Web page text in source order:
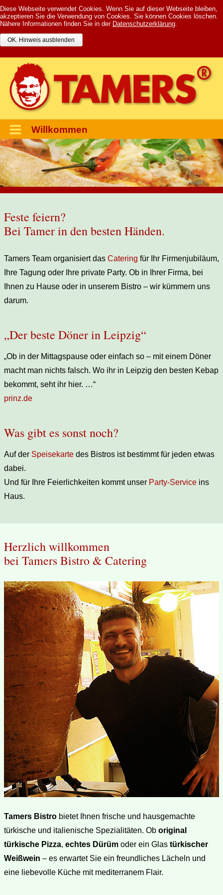
Diese Webseite verwendet Cookies. Wenn Sie auf dieser Webseite bleiben,
akzeptieren Sie die Verwendung von Cookies. Sie können Cookies löschen.
Nähere Informationen finden Sie in der Datenschutzerklärung.
Willkommen
Feste feiern?
Bei Tamer in den besten Händen.
Tamers Team organisiert das Catering für Ihr Firmenjubiläum,
Ihre Tagung oder Ihre private Party. Ob in Ihrer Firma, bei
Ihnen zu Hause oder in unserem Bistro – wir kümmern uns
darum.
„Der beste Döner in Leipzig“
„Ob in der Mittagspause oder einfach so – mit einem Döner
macht man nichts falsch. Wo ihr in Leipzig den besten Kebap
bekommt, seht ihr hier. …“
prinz.de
Was gibt es sonst noch?
Auf der Speisekarte des Bistros ist bestimmt für jeden etwas
dabei.
Und für Ihre Feierlichkeiten kommt unser Party-Service ins
Haus.
Herzlich willkommen
bei Tamers Bistro & Catering
Tamers Bistro bietet Ihnen frische und hausgemachte
türkische und italienische Spezialitäten. Ob original
türkische Pizza, echtes Dürüm oder ein Glas türkischer
Weißwein – es erwartet Sie ein freundliches Lächeln und
eine liebevolle Küche mit mediterranem Flair.